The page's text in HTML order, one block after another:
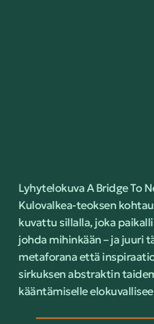
Lyhytelokuva A Bridge To
Kulovalkea-teoksen
kuvattu sillalla, joka
johda mihinkään – ja juuri
metaforana että
sirkuksen abstraktin
kääntämiselle